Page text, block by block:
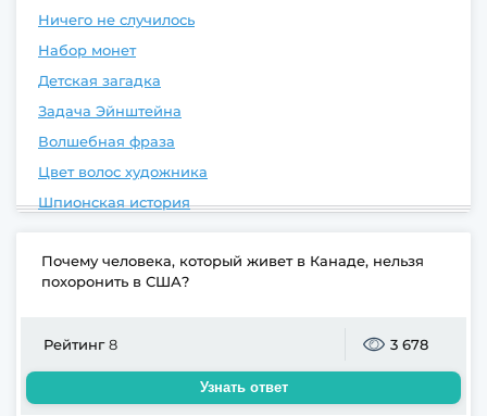
Ничего не случилось
Набор монет
Детская загадка
Задача Эйнштейна
Волшебная фраза
Цвет волос художника
Шпионская история
Почему человека, который живет в Канаде, нельзя
похоронить в США?
Рейтинг8 3 678
Узнать ответ